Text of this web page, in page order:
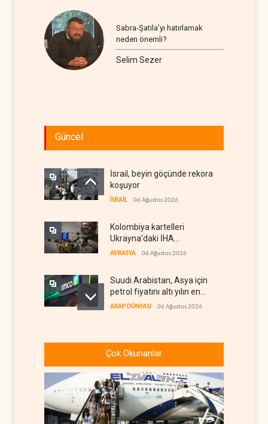
Sabra-Şatila’yı hatırlamak
neden önemli?
Selim Sezer
Güncel
İsrail, beyin göçünde rekora
koşuyor
İSRAİL 06 Ağustos 2026
Kolombiya kartelleri
Ukrayna'daki İHA
teknolojisinin peşine düştü
AVRASYA 06 Ağustos 2026
Suudi Arabistan, Asya için
petrol fiyatını altı yılın en
düşüğüne indirdi
ARAP DÜNYASI 06 Ağustos 2026
yeni güvenlik hattına
dönüştürüyor
Colani, Hizbullah ile silah
bırakma diyaloğu için kanal
arıyor
LÜBNAN 06 Ağustos 2026
Çok Okunanlar